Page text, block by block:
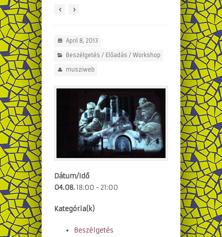
April 8, 2013
Beszélgetés / Előadás / Workshop
musziweb
Dátum/Idő
04.08.18:00 - 21:00
Kategória(k)
Beszélgetés